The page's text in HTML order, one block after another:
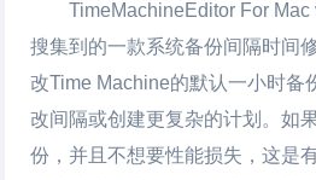
TimeMachineEditor For Mac
搜集到的一款系统备份间隔时间
改Time Machine的默认一小时备
改间隔或创建更复杂的计划。如
份，并且不想要性能损失，这是